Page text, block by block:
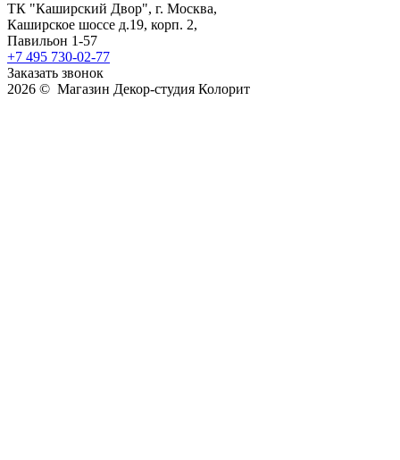
ТК "Каширский Двор", г. Москва,
Каширское шоссе д.19, корп. 2,
Павильон 1-57
+7 495 730-02-77
Заказать звонок
2026 © Магазин Декор-студия Колорит